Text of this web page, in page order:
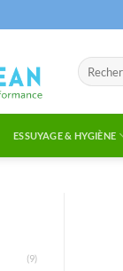
Recherche
pour :
ESSUYAGE & HYGIÈNE
(9)